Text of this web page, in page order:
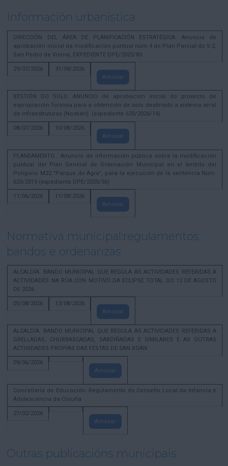
Información urbanística
DIRECCIÓN DEL ÁREA DE PLANIFICACIÓN ESTRATÉGICA. Anuncio de
aprobación inicial da modificación puntual núm 4 do Plan Parcial do S-2,
San Pedro de Visma, EXPEDIENTE DPE/2025/83
29/07/2026
31/08/2026
Amosar
XESTIÓN DO SOLO. ANUNCIO de aprobación inicial do proxecto de
expropiación forzosa para a obtención de solo destinado a sistema xeral
de infraestruturas (Nostián). (expediente 620/2026/14)
08/07/2026
10/08/2026
Amosar
PLANEAMENTO . Anuncio de información pública sobre la modificación
puntual del Plan General de Ordenación Municipal en el ámbito del
Polígono M22 "Parque do Agra", para la ejecución de la sentencia Núm.
620/2015 (expediente DPE/2025/56)
11/06/2026
11/08/2026
Amosar
Normativa municipal:regulamentos,
bandos e ordenanzas
ALCALDÍA. BANDO MUNICIPAL QUE REGULA AS ACTIVIDADES REFERIDAS A
ACTIVIDADES NA RÚA CON MOTIVO DA ECLIPSE TOTAL DO 12 DE AGOSTO
DE 2026
05/08/2026
13/08/2026
Amosar
ALCALDÍA. BANDO MUNICIPAL QUE REGULA AS ACTIVIDADES REFERIDAS A
GRELLADAS, CHURRASCADAS, SARDIÑADAS E SIMILARES E AS OUTRAS
ACTIVIDADES PROPIAS DAS FESTAS DE SAN XOÁN
09/06/2026
Amosar
Concellaría de Educación. Regulamento do Consello Local da Infancia e
Adolescencia da Coruña
27/02/2026
Amosar
Outras publicacións municipais